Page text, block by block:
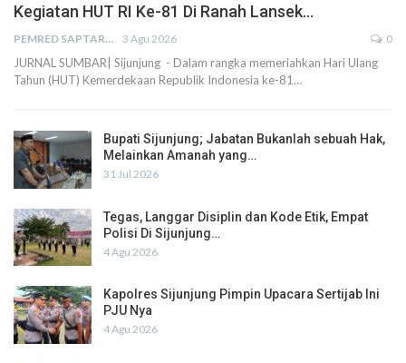
Kegiatan HUT RI Ke-81 Di Ranah Lansek…
PEMRED SAPTARIUS 3 Agu 2026 0
JURNAL SUMBAR| Sijunjung - Dalam rangka memeriahkan Hari Ulang
Tahun (HUT) Kemerdekaan Republik Indonesia ke-81…
Bupati Sijunjung; Jabatan Bukanlah sebuah Hak,
Melainkan Amanah yang…
31 Jul 2026
Tegas, Langgar Disiplin dan Kode Etik, Empat
Polisi Di Sijunjung…
4 Agu 2026
Kapolres Sijunjung Pimpin Upacara Sertijab Ini
PJU Nya
4 Agu 2026